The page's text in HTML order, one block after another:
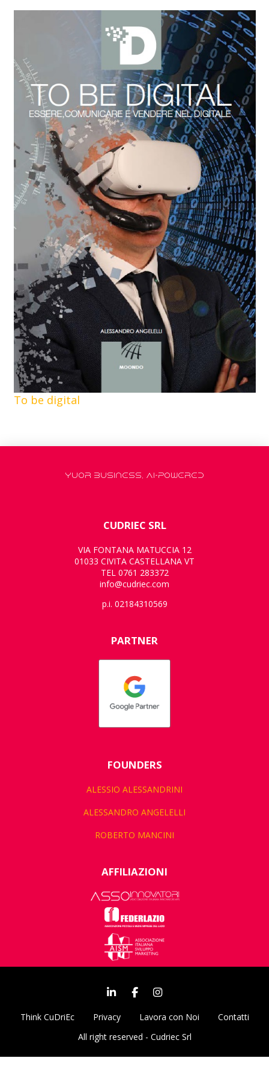
To be digital
YUOR BUSINESS, AI-POWERED
CUDRIEC SRL
VIA FONTANA MATUCCIA 12
01033 CIVITA CASTELLANA VT
TEL 0761 283372
info@cudriec.com
p.i. 02184310569
PARTNER
FOUNDERS
ALESSIO ALESSANDRINI
ALESSANDRO ANGELELLI
ROBERTO MANCINI
AFFILIAZIONI
Think CuDriEc Privacy Lavora con Noi
Contatti
All right reserved - Cudriec Srl